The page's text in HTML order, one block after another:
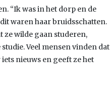
“Ik was in het dorp en de
waren haar bruidsschatten.
ze wilde gaan studeren,
Veel mensen vinden dat
nieuws en geeft ze het